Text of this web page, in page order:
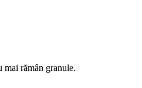
mai rămân granule.